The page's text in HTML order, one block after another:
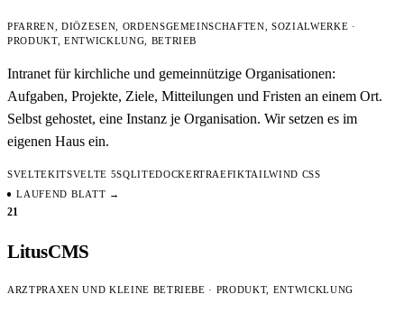
PFARREN, DIÖZESEN, ORDENSGEMEINSCHAFTEN, SOZIALWERKE ·
PRODUKT, ENTWICKLUNG, BETRIEB
Intranet für kirchliche und gemeinnützige Organisationen:
Aufgaben, Projekte, Ziele, Mitteilungen und Fristen an einem Ort.
Selbst gehostet, eine Instanz je Organisation. Wir setzen es im
eigenen Haus ein.
SVELTEKITSVELTE 5SQLITEDOCKERTRAEFIKTAILWIND CSS
LAUFEND BLATT →
21
LitusCMS
ARZTPRAXEN UND KLEINE BETRIEBE · PRODUKT, ENTWICKLUNG